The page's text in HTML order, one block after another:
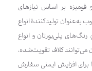
کنید و سپس بین گزینه‌های پلی‌وود، ABS و فومیزه بر اساس نیازهای
تولیدکنندهٔ انواع
پلی‌یورتان و انواع
کلاف تقویت‌شده،
برای افزایش ایمنی سفارش